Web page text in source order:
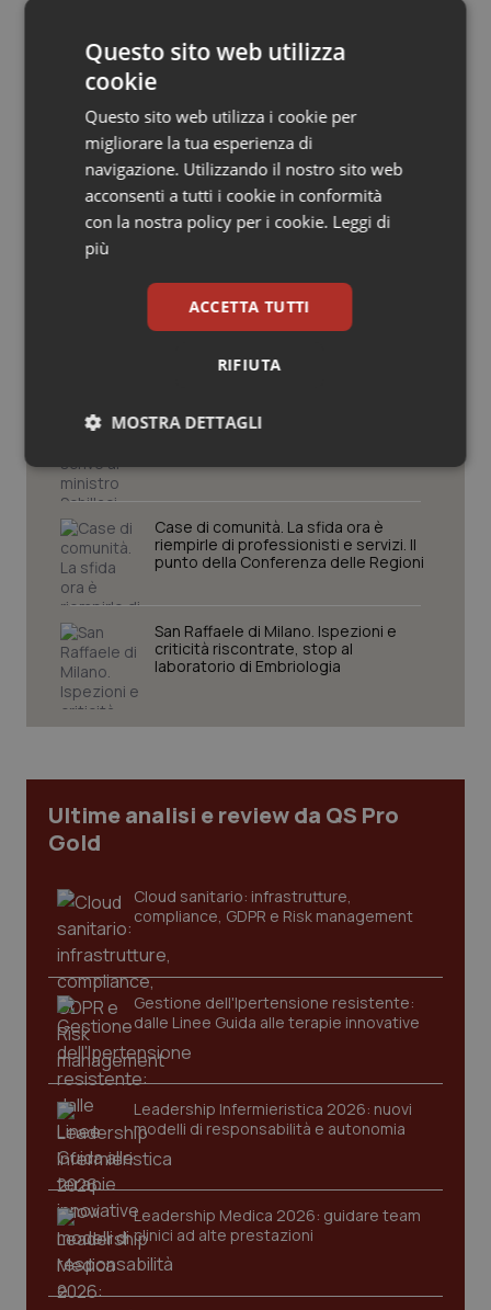
Sangue & coagulazione
Tiroide
Tumore al seno
Tumore ovarico
Tumori del Polmone & Testa Collo
Tumori gastrointestinali
Ulcera & Reflusso
Vaccini
22 Gennaio 2015
Potrebbe interessarti in
Lazio
Settimana della Scienza dello
Spallanzani: capire la ricerca per
Regione Lombardia scrive al ministro
Case di comunità. La sfida ora è
riempirle di professionisti e servizi. Il
punto della Conferenza delle Regioni
San Raffaele di Milano. Ispezioni e
criticità riscontrate, stop al
laboratorio di Embriologia
Ultime analisi e review da QS Pro
Gold
Cloud sanitario: infrastrutture,
compliance, GDPR e Risk management
Gestione dell'Ipertensione resistente:
dalle Linee Guida alle terapie innovative
Leadership Infermieristica 2026: nuovi
modelli di responsabilità e autonomia
Leadership Medica 2026: guidare team
clinici ad alte prestazioni
Questo sito web utilizza
cookie
Questo sito web utilizza i cookie per
migliorare la tua esperienza di
navigazione. Utilizzando il nostro sito web
acconsenti a tutti i cookie in conformità
con la nostra policy per i cookie. Leggi di
più
ACCETTA TUTTI
RIFIUTA
MOSTRA DETTAGLI
Necessari Statistici Marketing
Necessari Statistici Marketing
I cookie necessari contribuiscono a rendere fruibile il
sito web abilitandone funzionalità di base quali la
navigazione sulle pagine e l'accesso alle aree
.youtube.com
CookieScriptConsent